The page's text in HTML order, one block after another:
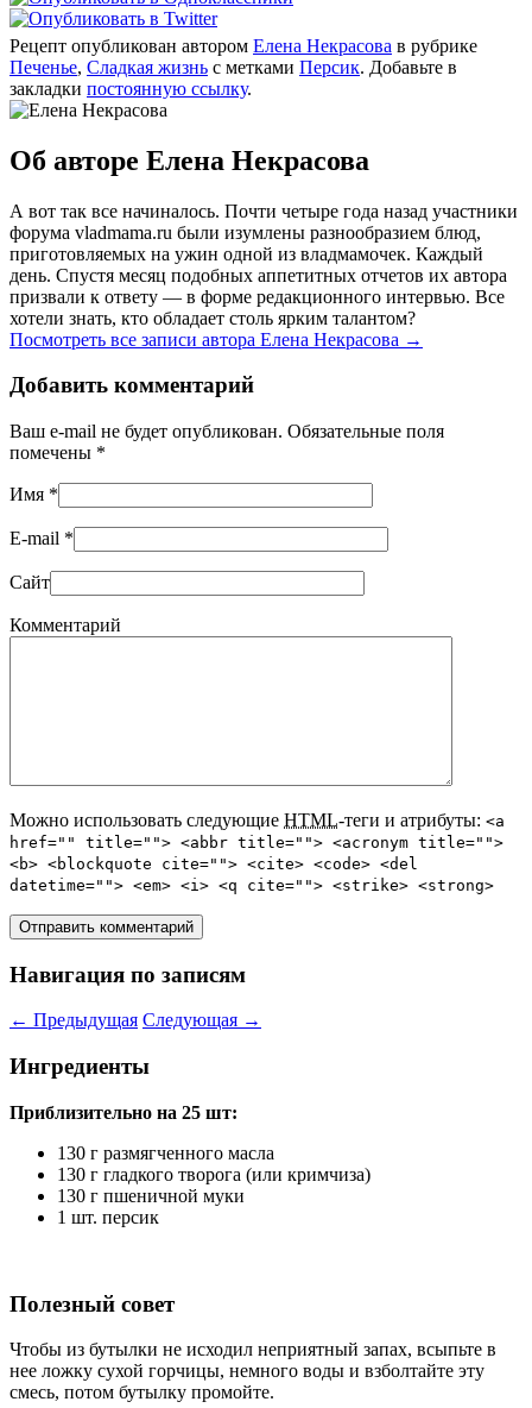
Рецепт опубликован автором Елена Некрасова в рубрике
Печенье, Сладкая жизнь с метками Персик. Добавьте в
закладки постоянную ссылку.
Об авторе Елена Некрасова
А вот так все начиналось. Почти четыре года назад участники
форума vladmama.ru были изумлены разнообразием блюд,
приготовляемых на ужин одной из владмамочек. Каждый
день. Спустя месяц подобных аппетитных отчетов их автора
призвали к ответу — в форме редакционного интервью. Все
хотели знать, кто обладает столь ярким талантом?
Посмотреть все записи автора Елена Некрасова →
Добавить комментарий
Ваш e-mail не будет опубликован. Обязательные поля
помечены *
Имя *
E-mail *
Сайт
Комментарий
Можно использовать следующие HTML-теги и атрибуты: <a
href="" title=""> <abbr title=""> <acronym title="">
<b> <blockquote cite=""> <cite> <code> <del
datetime=""> <em> <i> <q cite=""> <strike> <strong>
Навигация по записям
← Предыдущая Следующая →
Ингредиенты
Приблизительно на 25 шт:
130 г размягченного масла
130 г гладкого творога (или кримчиза)
130 г пшеничной муки
1 шт. персик
Полезный совет
Чтобы из бутылки не исходил неприятный запах, всыпьте в
нее ложку сухой горчицы, немного воды и взболтайте эту
смесь, потом бутылку промойте.